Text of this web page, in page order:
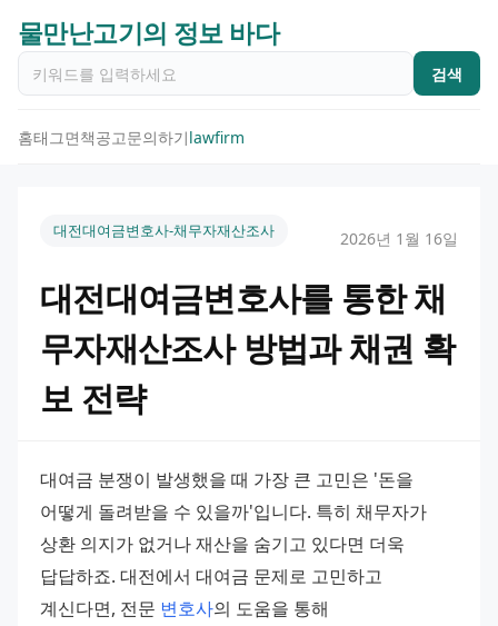
물만난고기의 정보 바다
검색
홈태그면책공고문의하기lawfirm
대전대여금변호사-채무자재산조사 2026년 1월 16일
대전대여금변호사를 통한 채
무자재산조사 방법과 채권 확
보 전략
대여금 분쟁이 발생했을 때 가장 큰 고민은 '돈을
어떻게 돌려받을 수 있을까'입니다. 특히 채무자가
상환 의지가 없거나 재산을 숨기고 있다면 더욱
답답하죠. 대전에서 대여금 문제로 고민하고
계신다면, 전문 변호사의 도움을 통해